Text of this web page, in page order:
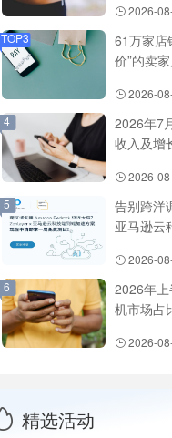
2026-
TOP3
61万家店
价”的卖
2026-
4
2026年7
收入及增
2026-
5
告别跨洋
亚马逊云
2026-
6
2026年
机市场占
2026-
精选活动